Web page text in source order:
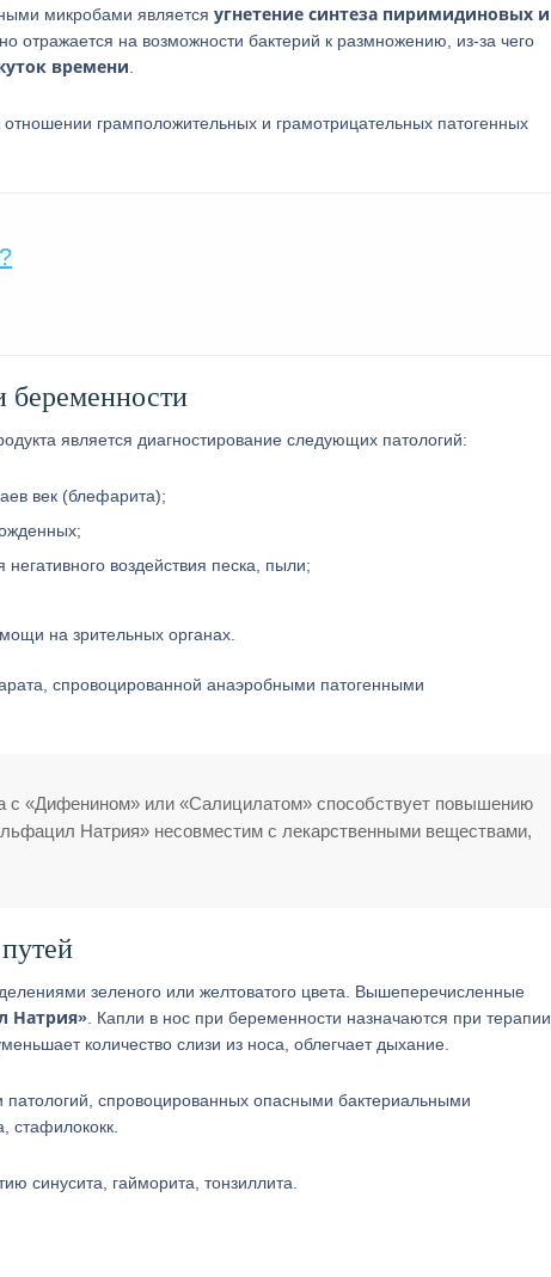
микробами является угнетение синтеза пиримидиновых и
отражается на возможности бактерий к размножению, из-за чего
времени
грамположительных и грамотрицательных патогенных
беременности
является диагностирование следующих патологий:
век (блефарита);
воздействия песка, пыли;
на зрительных органах.
спровоцированной анаэробными патогенными
с «Дифенином» или «Салицилатом» способствует повышению
Натрия» несовместим с лекарственными веществами,
зеленого или желтоватого цвета. Вышеперечисленные
Натрия» . Капли в нос при беременности назначаются при терапии
количество слизи из носа, облегчает дыхание.
патологий, спровоцированных опасными бактериальными
стафилококк.
синусита, гайморита, тонзиллита.